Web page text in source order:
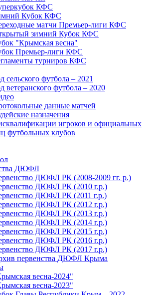
КФС
Кубок КФС
матчи Премьер-лиги КФС
зимний Кубок КФС
"Крымская весна"
Премьер-лиги КФС
турниров КФС
сельского футбола – 2021
ветеранского футбола – 2020
данные матчей
назначения
игроков и официальных
футбольных клубов
ДЮФЛ
ДЮФЛ РК (2008-2009 гг. р.)
ДЮФЛ РК (2010 г.р.)
ДЮФЛ РК (2011 г.р.)
ДЮФЛ РК (2012 г.р.)
ДЮФЛ РК (2013 г.р.)
ДЮФЛ РК (2014 г.р.)
ДЮФЛ РК (2015 г.р.)
ДЮФЛ РК (2016 г.р.)
ДЮФЛ РК (2017 г.р.)
первенства ДЮФЛ Крыма
весна-2024"
весна-2023"